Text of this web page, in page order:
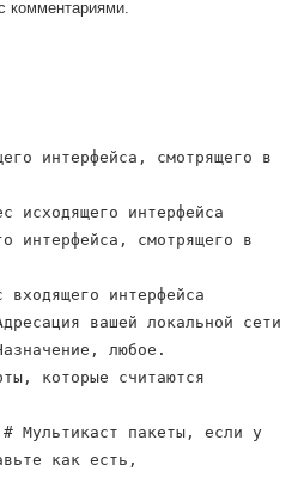
комментариями.
интерфейса, смотрящего в
исходящего интерфейса
интерфейса, смотрящего в
интерфейса
вашей локальной сети
любое.
которые считаются
Мультикаст пакеты, если у
как есть,